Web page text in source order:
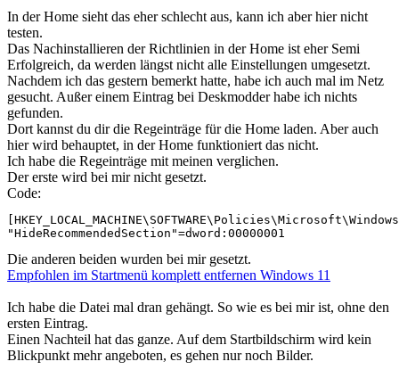
In der Home sieht das eher schlecht aus, kann ich aber hier nicht
testen.
Das Nachinstallieren der Richtlinien in der Home ist eher Semi
Erfolgreich, da werden längst nicht alle Einstellungen umgesetzt.
Nachdem ich das gestern bemerkt hatte, habe ich auch mal im Netz
gesucht. Außer einem Eintrag bei Deskmodder habe ich nichts
gefunden.
Dort kannst du dir die Regeinträge für die Home laden. Aber auch
hier wird behauptet, in der Home funktioniert das nicht.
Ich habe die Regeinträge mit meinen verglichen.
Der erste wird bei mir nicht gesetzt.
Code:
"HideRecommendedSection"=dword:00000001
Die anderen beiden wurden bei mir gesetzt.
Empfohlen im Startmenü komplett entfernen Windows 11
Ich habe die Datei mal dran gehängt. So wie es bei mir ist, ohne den
ersten Eintrag.
Einen Nachteil hat das ganze. Auf dem Startbildschirm wird kein
Blickpunkt mehr angeboten, es gehen nur noch Bilder.